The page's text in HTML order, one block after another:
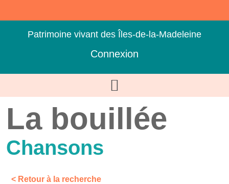
Patrimoine vivant des Îles-de-la-Madeleine
Connexion
La bouillée
Chansons
< Retour à la recherche